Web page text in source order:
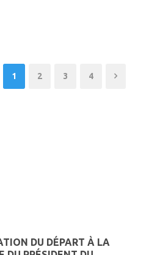
1 2 3 4
DU DÉPART À LA